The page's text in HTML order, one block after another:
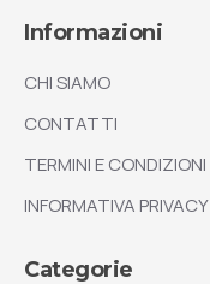
Informazioni
CHI SIAMO
CONTATTI
TERMINI E CONDIZIONI
INFORMATIVA PRIVACY
Categorie